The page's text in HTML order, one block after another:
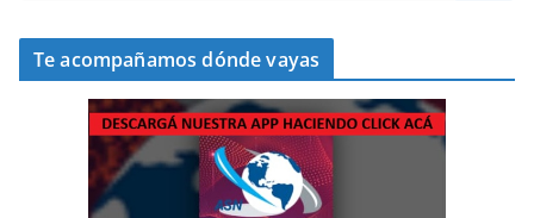
Te acompañamos dónde vayas